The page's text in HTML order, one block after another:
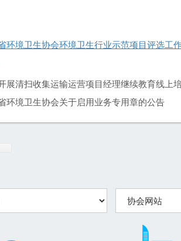
环境卫生协会环境卫生行业示范项目评选工
展清扫收集运输运营项目经理继续教育线上
环境卫生协会关于启用业务专用章的公告